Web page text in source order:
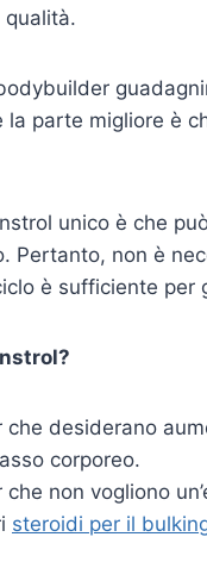
qualità.
la parte migliore è
unico è che
Pertanto, non è
è sufficiente
che desiderano
corporeo.
non vogliono
steroidi per il